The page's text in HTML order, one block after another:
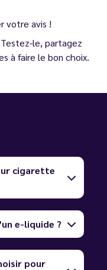
votre avis !
le, partagez
à faire le bon choix.
cigarette
e-liquide ?
pour